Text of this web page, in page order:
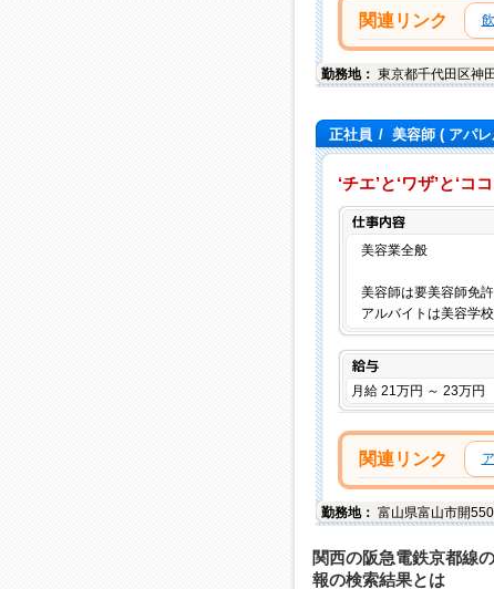
関連リンク
勤務地： 東京都千代田区神
正社員 / 美容師( アパレ
‘チエ’と‘ワザ’と‘コ
美容業全般
美容師は要美容師免
アルバイトは美容学
給与
月給 21万円 ～ 23万円
関連リンク
勤務地： 富山県富山市開
関西の阪急電鉄京都線
報の検索結果とは